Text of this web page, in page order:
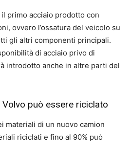
primo acciaio prodotto con
ovvero l’ossatura del veicolo su
gli altri componenti principali.
di acciaio privo di
introdotto anche in altre parti del
Volvo può essere riciclato
materiali di un nuovo camion
riciclati e fino al 90% può